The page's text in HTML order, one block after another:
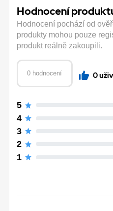
Hodnocení
Hodnocení pochází od
produkty mohou pouze
produkt reálně zakoupili.
0 hodnocení 0
5
4
3
2
1